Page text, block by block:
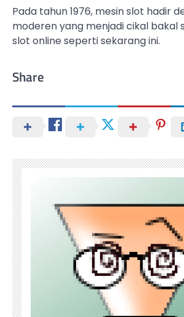
Pada tahun 1976, mesin slot hadir
moderen yang menjadi cikal bakal
slot online seperti sekarang ini.
Share